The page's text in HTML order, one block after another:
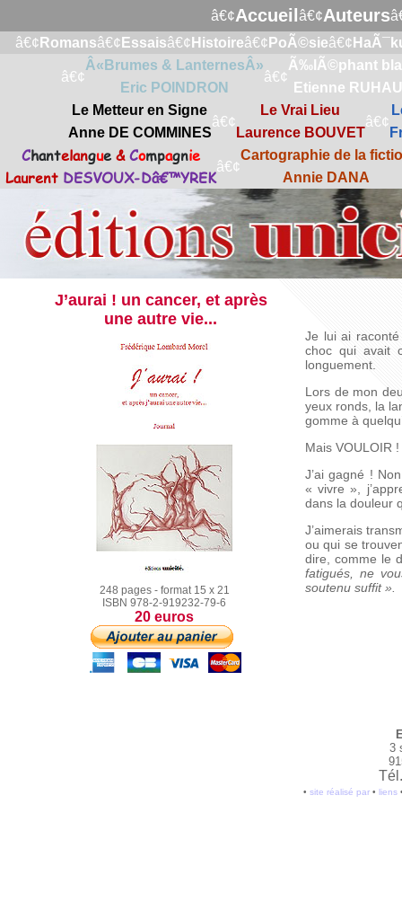
â€¢Accueil â€¢Auteurs
â€¢ Romansâ€¢ Essaisâ€¢ Histoireâ€¢ PoÃ©sieâ€¢
â€¢
Â«Brumes & LanternesÂ»
Eric POINDRON
â€¢
Ã‰lÃ©phant
Etienne
Le Metteur en Signe
Anne DE COMMINES
â€¢
Le Vrai Lieu
Laurence BOUVET
â€¢
Chantelangue & Compagnie
Laurent DESVOUX-Dâ€™YREK
â€¢
Cartographie de la
Annie DANA
J’aurai ! un cancer, et après
une autre vie...
248 pages - format 15 x 21
ISBN 978-2-919232-79-6
20 euros
Je lui ai raconté
choc qui avait
longuement.
Lors de mon
yeux ronds, la
gomme à
Mais VOULOIR
J’ai gagné !
« vivre »,
dans la douleur
J’aimerais
ou qui se
dire, comme le
fatigués, ne
soutenu suffit ».
3
• site réalisé par• liens